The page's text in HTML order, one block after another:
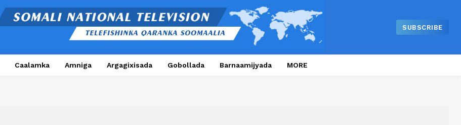
SUBSCRIBE
Caalamka Amniga Argagixisada Gobollada Barnaamijyada MORE